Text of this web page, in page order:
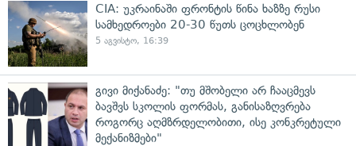
CIA: უკრაინაში ფრონტის წინა ხაზზე რუსი
სამხედროები 20-30 წუთს ცოცხლობენ
5 აგვისტო, 16:39
გივი მიქანაძე: "თუ მშობელი არ ჩააცმევს
ბავშვს სკოლის ფორმას, განისაზღვრება
როგორც აღმზრდელობითი, ისე კონკრეტული
მექანიზმები"